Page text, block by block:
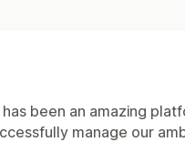
been an amazing
manage our